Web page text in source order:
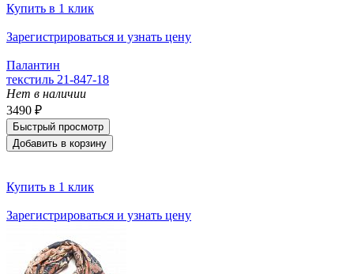
Купить в 1 клик
Зарегистрироваться и узнать цену
Палантин
текстиль 21-847-18
Нет в наличии
3490 ₽
Быстрый просмотр
Добавить в корзину
Купить в 1 клик
Зарегистрироваться и узнать цену